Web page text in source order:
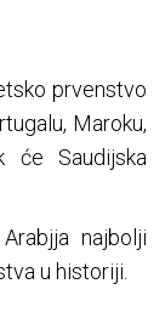
prvenstvo
Maroku,
će Saudijska
najbolji
u historiji.